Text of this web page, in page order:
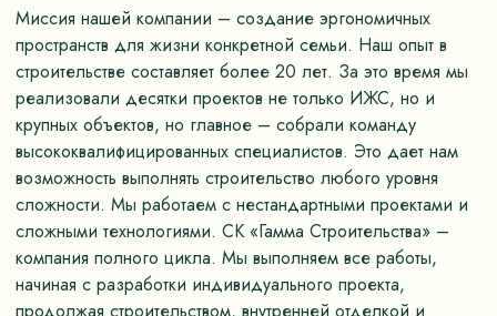
Миссия нашей компании – создание эргономичных
пространств для жизни конкретной семьи. Наш опыт в
строительстве составляет более 20 лет. За это время мы
реализовали десятки проектов не только ИЖС, но и
крупных объектов, но главное – собрали команду
высококвалифицированных специалистов. Это дает нам
возможность выполнять строительство любого уровня
сложности. Мы работаем с нестандартными проектами и
сложными технологиями. СК «Гамма Строительства» –
компания полного цикла. Мы выполняем все работы,
начиная с разработки индивидуального проекта,